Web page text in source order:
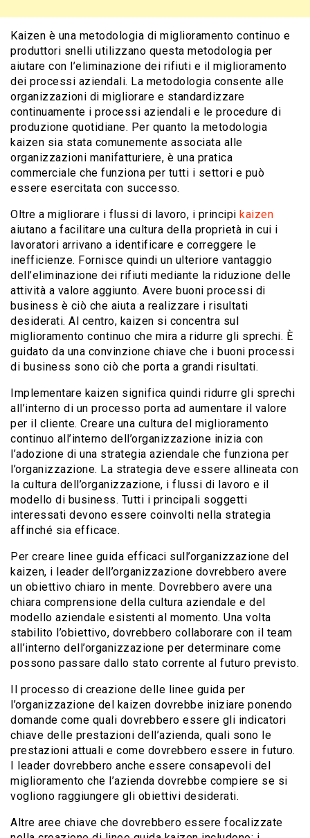
Kaizen è una metodologia di miglioramento continuo e
produttori snelli utilizzano questa metodologia per
aiutare con l’eliminazione dei rifiuti e il miglioramento
dei processi aziendali. La metodologia consente alle
organizzazioni di migliorare e standardizzare
continuamente i processi aziendali e le procedure di
produzione quotidiane. Per quanto la metodologia
kaizen sia stata comunemente associata alle
organizzazioni manifatturiere, è una pratica
commerciale che funziona per tutti i settori e può
essere esercitata con successo.
Oltre a migliorare i flussi di lavoro, i principi kaizen
aiutano a facilitare una cultura della proprietà in cui i
lavoratori arrivano a identificare e correggere le
inefficienze. Fornisce quindi un ulteriore vantaggio
dell’eliminazione dei rifiuti mediante la riduzione delle
attività a valore aggiunto. Avere buoni processi di
business è ciò che aiuta a realizzare i risultati
desiderati. Al centro, kaizen si concentra sul
miglioramento continuo che mira a ridurre gli sprechi. È
guidato da una convinzione chiave che i buoni processi
di business sono ciò che porta a grandi risultati.
Implementare kaizen significa quindi ridurre gli sprechi
all’interno di un processo porta ad aumentare il valore
per il cliente. Creare una cultura del miglioramento
continuo all’interno dell’organizzazione inizia con
l’adozione di una strategia aziendale che funziona per
l’organizzazione. La strategia deve essere allineata con
la cultura dell’organizzazione, i flussi di lavoro e il
modello di business. Tutti i principali soggetti
interessati devono essere coinvolti nella strategia
affinché sia ​​efficace.
Per creare linee guida efficaci sull’organizzazione del
kaizen, i leader dell’organizzazione dovrebbero avere
un obiettivo chiaro in mente. Dovrebbero avere una
chiara comprensione della cultura aziendale e del
modello aziendale esistenti al momento. Una volta
stabilito l’obiettivo, dovrebbero collaborare con il team
all’interno dell’organizzazione per determinare come
possono passare dallo stato corrente al futuro previsto.
Il processo di creazione delle linee guida per
l’organizzazione del kaizen dovrebbe iniziare ponendo
domande come quali dovrebbero essere gli indicatori
chiave delle prestazioni dell’azienda, quali sono le
prestazioni attuali e come dovrebbero essere in futuro.
I leader dovrebbero anche essere consapevoli del
miglioramento che l’azienda dovrebbe compiere se si
vogliono raggiungere gli obiettivi desiderati.
Altre aree chiave che dovrebbero essere focalizzate